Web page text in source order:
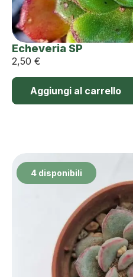
Echeveria SP
2,50 €
Aggiungi al carrello
4 disponibili